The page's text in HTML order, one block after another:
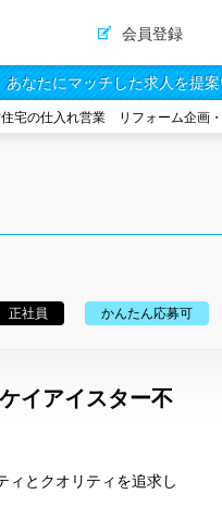
会員登録
なたにマッチした求人を提案
宅の仕入れ営業 リフォーム企画
正社員 かんたん応募可
イアイスター不
ィとクオリティを追求し